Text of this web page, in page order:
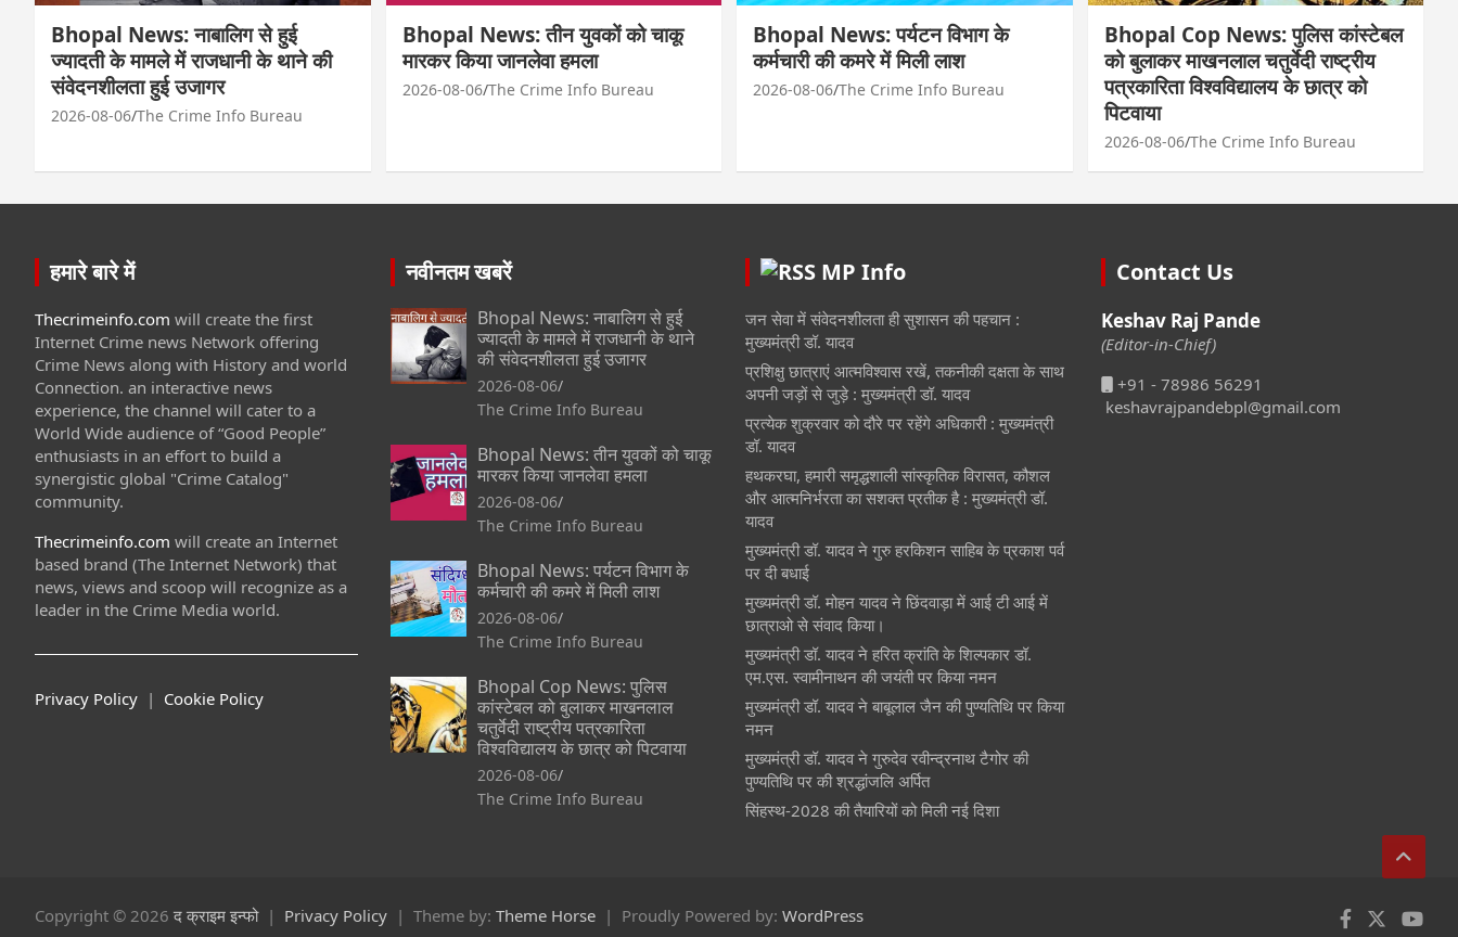
Bhopal News: नाबालिग से हुई
ज्यादती के मामले में राजधानी के थाने की
संवेदनशीलता हुई उजागर
2026-08-06 The Crime Info Bureau
Bhopal News: तीन युवकों को चाकू
मारकर किया जानलेवा हमला
2026-08-06 The Crime Info Bureau
Bhopal News: पर्यटन विभाग के
कर्मचारी की कमरे में मिली लाश
2026-08-06 The Crime Info Bureau
Bhopal Cop News: पुलिस कांस्टेबल
को बुलाकर माखनलाल चतुर्वेदी राष्ट्रीय
पत्रकारिता विश्वविद्यालय के छात्र को
पिटवाया
2026-08-06 The Crime Info Bureau
हमारे बारे में
Thecrimeinfo.com will create the first
Internet Crime news Network offering
Crime News along with History and world
Connection. an interactive news
experience, the channel will cater to a
World Wide audience of “Good People”
enthusiasts in an effort to build a
synergistic global "Crime Catalog"
community.
Thecrimeinfo.com will create an Internet
based brand (The Internet Network) that
news, views and scoop will recognize as a
leader in the Crime Media world.
Privacy Policy | Cookie Policy
नवीनतम खबरें
Bhopal News: नाबालिग से हुई
ज्यादती के मामले में राजधानी के थाने
की संवेदनशीलता हुई उजागर
2026-08-06
The Crime Info Bureau
Bhopal News: तीन युवकों को चाकू
मारकर किया जानलेवा हमला
2026-08-06
The Crime Info Bureau
Bhopal News: पर्यटन विभाग के
कर्मचारी की कमरे में मिली लाश
2026-08-06
The Crime Info Bureau
Bhopal Cop News: पुलिस
कांस्टेबल को बुलाकर माखनलाल
चतुर्वेदी राष्ट्रीय पत्रकारिता
विश्वविद्यालय के छात्र को पिटवाया
2026-08-06
The Crime Info Bureau
MP Info
जन सेवा में संवेदनशीलता ही सुशासन की पहचान :
मुख्यमंत्री डॉ. यादव
प्रशिक्षु छात्राएं आत्मविश्वास रखें, तकनीकी दक्षता के साथ
अपनी जड़ों से जुड़े : मुख्यमंत्री डॉ. यादव
प्रत्येक शुक्रवार को दौरे पर रहेंगे अधिकारी : मुख्यमंत्री
डॉ. यादव
हथकरघा, हमारी समृद्धशाली सांस्कृतिक विरासत, कौशल
और आत्मनिर्भरता का सशक्त प्रतीक है : मुख्यमंत्री डॉ.
यादव
मुख्यमंत्री डॉ. यादव ने गुरु हरकिशन साहिब के प्रकाश पर्व
पर दी बधाई
मुख्यमंत्री डॉ. मोहन यादव ने छिंदवाड़ा में आई टी आई में
छात्राओ से संवाद किया।
मुख्यमंत्री डॉ. यादव ने हरित क्रांति के शिल्पकार डॉ.
एम.एस. स्वामीनाथन की जयंती पर किया नमन
मुख्यमंत्री डॉ. यादव ने बाबूलाल जैन की पुण्यतिथि पर किया
नमन
मुख्यमंत्री डॉ. यादव ने गुरुदेव रवीन्द्रनाथ टैगोर की
पुण्यतिथि पर की श्रद्धांजलि अर्पित
सिंहस्थ-2028 की तैयारियों को मिली नई दिशा
Contact Us
Keshav Raj Pande
(Editor-in-Chief)
+91 - 78986 56291
keshavrajpandebpl@gmail.com
Copyright © 2026 द क्राइम इन्फो Privacy Policy Theme by: Theme Horse Proudly Powered by: WordPress